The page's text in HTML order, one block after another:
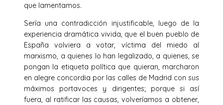
que lamentamos.
Sería una contradicción injustificable, luego de la
experiencia dramática vivida, que el buen pueblo de
España volviera a votar, víctima del miedo al
marxismo, a quienes lo han legalizado, a quienes, se
pongan la etiqueta política que quieran, marcharon
en alegre concordia por las calles de Madrid con sus
máximos portavoces y dirigentes; porque si así
fuera, al ratificar las causas, volveríamos a obtener,